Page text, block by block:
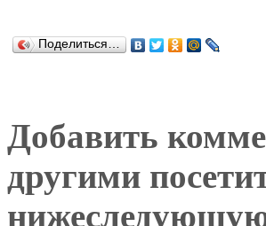
Поделиться…
Добавить
другими